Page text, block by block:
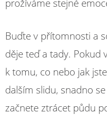
prožíváme stejné
Buďte v přítomnosti a
děje teď a tady. Pokud
k tomu, co nebo jak
dalším slidu, snadno
začnete ztrácet půdu